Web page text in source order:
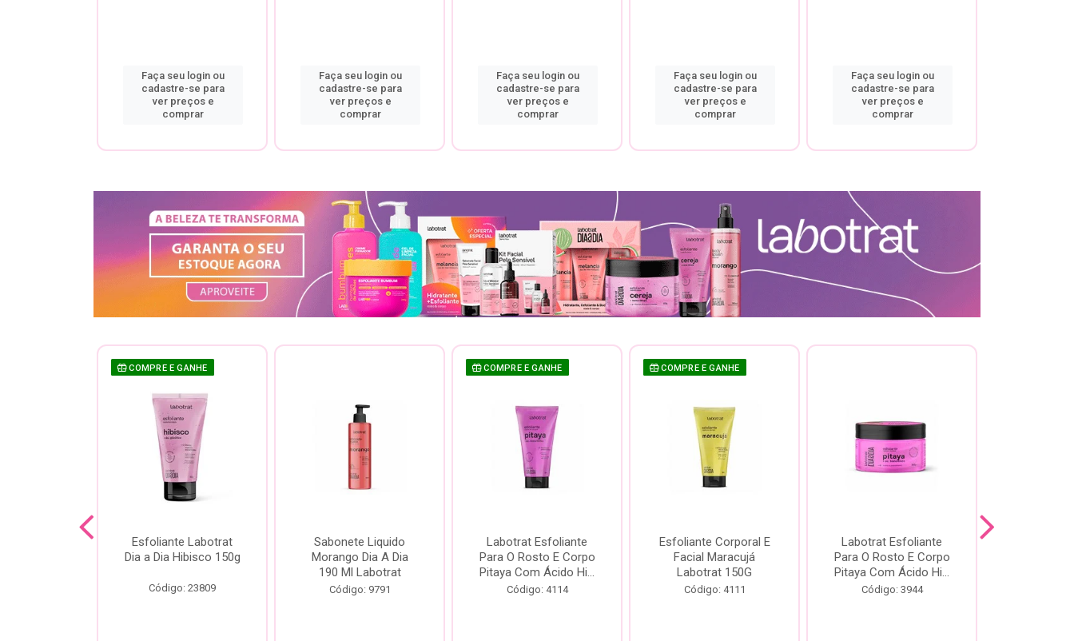
Faça seu login ou
cadastre-se para
ver preços e
comprar
Faça seu login ou
cadastre-se para
ver preços e
comprar
Faça seu login ou
cadastre-se para
ver preços e
comprar
Faça seu login ou
cadastre-se para
ver preços e
comprar
Faça seu login ou
cadastre-se para
ver preços e
comprar
COMPRE E GANHE
Esfoliante Labotrat
Dia a Dia Hibisco 150g
Código: 23809
Sabonete Liquido
Morango Dia A Dia
190 Ml Labotrat
Código: 9791
COMPRE E GANHE
Labotrat Esfoliante
Para O Rosto E Corpo
Pitaya Com Ácido Hi...
Código: 4114
COMPRE E GANHE
Esfoliante Corporal E
Facial Maracujá
Labotrat 150G
Código: 4111
Labotrat Esfoliante
Para O Rosto E Corpo
Pitaya Com Ácido Hi...
Código: 3944